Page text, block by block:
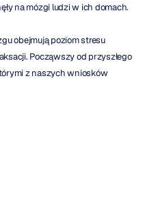
na mózgi ludzi w ich domach.
obejmują poziom stresu
Począwszy od przyszłego
z naszych wniosków